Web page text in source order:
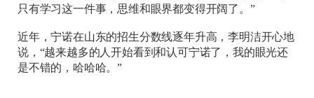
只有学习这一件事，思维和眼界都变得开阔了。”
近年，宁诺在山东的招生分数线逐年升高，李明洁开心地
说，“越来越多的人开始看到和认可宁诺了，我的眼光还
是不错的，哈哈哈。”